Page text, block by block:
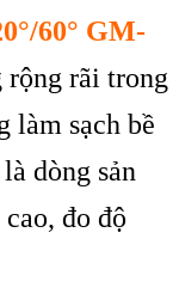
°/60° GM-
rộng rãi trong
làm sạch bề
dòng sản
cao, đo độ